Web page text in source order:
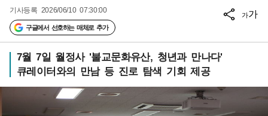
기사등록 2026/06/10 07:30:00
구글에서 선호하는 매체로 추가
가가
7월 7일 월정사 '불교문화유산, 청년과 만나다'
큐레이터와의 만남 등 진로 탐색 기회 제공